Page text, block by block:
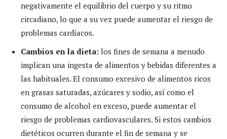
negativamente el equilibrio del cuerpo y su ritmo
circadiano, lo que a su vez puede aumentar el riesgo de
problemas cardíacos.
Cambios en la dieta: los fines de semana a menudo
implican una ingesta de alimentos y bebidas diferentes a
las habituales. El consumo excesivo de alimentos ricos
en grasas saturadas, azúcares y sodio, así como el
consumo de alcohol en exceso, puede aumentar el
riesgo de problemas cardiovasculares. Si estos cambios
dietéticos ocurren durante el fin de semana y se